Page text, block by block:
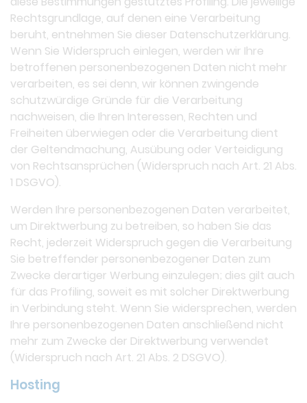
Rechtsgrundlage, auf denen eine Verarbeitung
beruht, entnehmen Sie dieser Datenschutzerklärung.
Wenn Sie Widerspruch einlegen, werden wir Ihre
betroffenen personenbezogenen Daten nicht mehr
verarbeiten, es sei denn, wir können zwingende
schutzwürdige Gründe für die Verarbeitung
nachweisen, die Ihren Interessen, Rechten und
Freiheiten überwiegen oder die Verarbeitung dient
der Geltendmachung, Ausübung oder Verteidigung
von Rechtsansprüchen (Widerspruch nach Art. 21 Abs.
1 DSGVO).
Werden Ihre personenbezogenen Daten verarbeitet,
um Direktwerbung zu betreiben, so haben Sie das
Recht, jederzeit Widerspruch gegen die Verarbeitung
Sie betreffender personenbezogener Daten zum
Zwecke derartiger Werbung einzulegen; dies gilt auch
für das Profiling, soweit es mit solcher Direktwerbung
in Verbindung steht. Wenn Sie widersprechen, werden
Ihre personenbezogenen Daten anschließend nicht
mehr zum Zwecke der Direktwerbung verwendet
(Widerspruch nach Art. 21 Abs. 2 DSGVO).
Hosting